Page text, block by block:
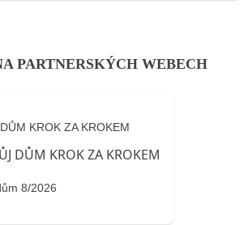
PARTNERSKÝCH WEBECH
KROK ZA KROKEM
8/2026